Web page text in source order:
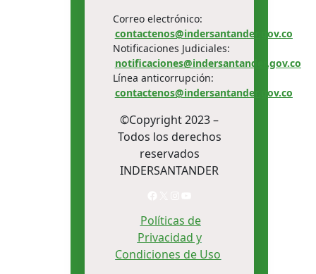
Correo electrónico:
contactenos@indersantander.gov.co
Notificaciones Judiciales:
notificaciones@indersantander.gov.co
Línea anticorrupción:
contactenos@indersantander.gov.co
©Copyright 2023 –
Todos los derechos
reservados
INDERSANTANDER
Políticas de
Privacidad y
Condiciones de Uso